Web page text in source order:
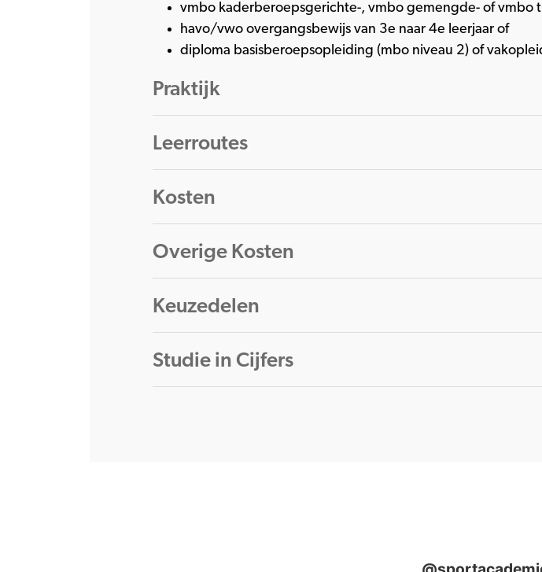
vmbo kaderberoepsgerichte-, vmbo gemengde- of vmbo
havo/vwo overgangsbewijs van 3e naar 4e leerjaar of
diploma basisberoepsopleiding (mbo niveau 2) of
Praktijk
Leerroutes
Kosten
Overige Kosten
Keuzedelen
Studie in Cijfers